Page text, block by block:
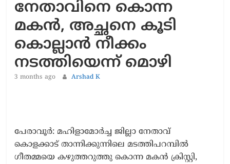
നേതാവിനെ കൊന്ന
മകൻ, അച്ഛനെ കൂടി ​
കൊല്ലാൻ നീക്കം
നടത്തിയെന്ന് മൊഴി
3 months ago Arshad K
പേരാവൂർ: മഹിളാമോർച്ച ജില്ലാ നേതാവ്
കൊളക്കാട് താന്നിക്കുന്നിലെ മടത്തിപറമ്പിൽ
ഗീതമ്മയെ കഴുത്തറുത്തു കൊന്ന മകൻ ക്രിസ്റ്റി,